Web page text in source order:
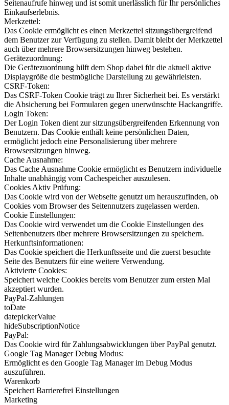
Seitenaufrufe hinweg und ist somit unerlässlich für Ihr persönliches
Einkaufserlebnis.
Merkzettel:
Das Cookie ermöglicht es einen Merkzettel sitzungsübergreifend
dem Benutzer zur Verfügung zu stellen. Damit bleibt der Merkzettel
auch über mehrere Browsersitzungen hinweg bestehen.
Gerätezuordnung:
Die Gerätezuordnung hilft dem Shop dabei für die aktuell aktive
Displaygröße die bestmögliche Darstellung zu gewährleisten.
CSRF-Token:
Das CSRF-Token Cookie trägt zu Ihrer Sicherheit bei. Es verstärkt
die Absicherung bei Formularen gegen unerwünschte Hackangriffe.
Login Token:
Der Login Token dient zur sitzungsübergreifenden Erkennung von
Benutzern. Das Cookie enthält keine persönlichen Daten,
ermöglicht jedoch eine Personalisierung über mehrere
Browsersitzungen hinweg.
Cache Ausnahme:
Das Cache Ausnahme Cookie ermöglicht es Benutzern individuelle
Inhalte unabhängig vom Cachespeicher auszulesen.
Cookies Aktiv Prüfung:
Das Cookie wird von der Webseite genutzt um herauszufinden, ob
Cookies vom Browser des Seitennutzers zugelassen werden.
Cookie Einstellungen:
Das Cookie wird verwendet um die Cookie Einstellungen des
Seitenbenutzers über mehrere Browsersitzungen zu speichern.
Herkunftsinformationen:
Das Cookie speichert die Herkunftsseite und die zuerst besuchte
Seite des Benutzers für eine weitere Verwendung.
Aktivierte Cookies:
Speichert welche Cookies bereits vom Benutzer zum ersten Mal
akzeptiert wurden.
PayPal-Zahlungen
toDate
datepickerValue
hideSubscriptionNotice
PayPal:
Das Cookie wird für Zahlungsabwicklungen über PayPal genutzt.
Google Tag Manager Debug Modus:
Ermöglicht es den Google Tag Manager im Debug Modus
auszuführen.
Warenkorb
Speichert Barrierefrei Einstellungen
Marketing